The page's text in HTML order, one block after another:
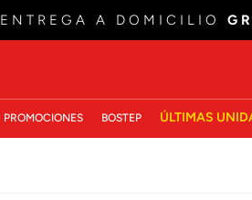
ENTREGA A DOMICILIO
PROMOCIONES BOSTEP ÚLTIMAS